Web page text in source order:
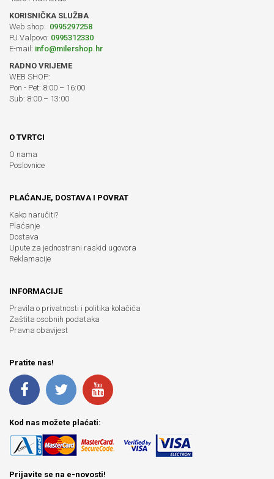
KORISNIČKA SLUŽBA
Web shop: 0995297258
PJ Valpovo: 0995312330
E-mail: info@milershop.hr
RADNO VRIJEME
WEB SHOP:
Pon - Pet: 8:00 – 16:00
Sub: 8:00 – 13:00
O TVRTCI
O nama
Poslovnice
PLAĆANJE, DOSTAVA I POVRAT
Kako naručiti?
Plaćanje
Dostava
Upute za jednostrani raskid ugovora
Reklamacije
INFORMACIJE
Pravila o privatnosti i politika kolačića
Zaštita osobnih podataka
Pravna obavijest
Pratite nas!
Kod nas možete plaćati:
Prijavite se na e-novosti!